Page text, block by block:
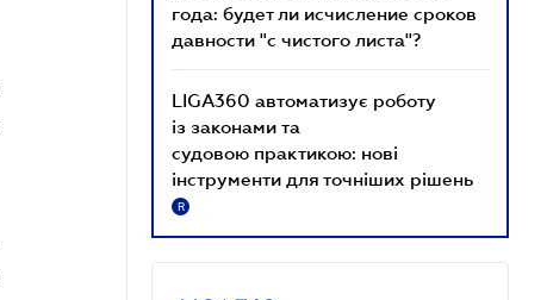
года: будет ли исчисление сроков
давности "с чистого листа"?
LIGA360 автоматизує роботу
із законами та
судовою практикою: нові
інструменти для точніших рішень
R